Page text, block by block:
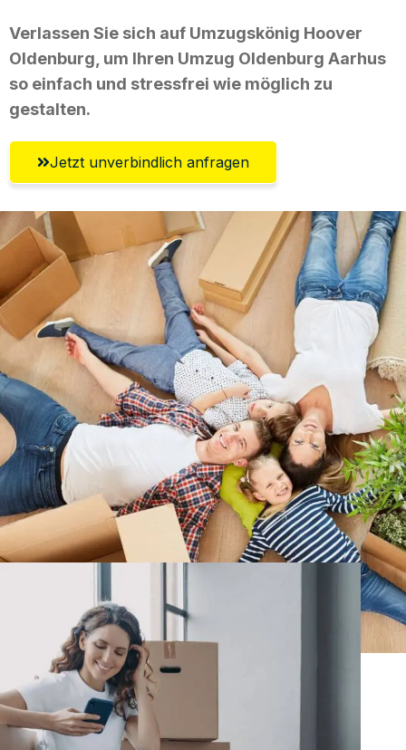
Verlassen Sie sich auf Umzugskönig Hoover
Oldenburg, um Ihren Umzug Oldenburg Aarhus
so einfach und stressfrei wie möglich zu
gestalten.
Jetzt unverbindlich anfragen